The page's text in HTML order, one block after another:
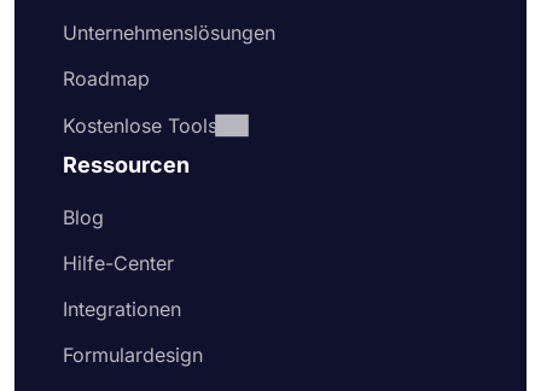
Unternehmenslösungen
Roadmap
Kostenlose Tools
Ressourcen
Blog
Hilfe-Center
Integrationen
Formulardesign